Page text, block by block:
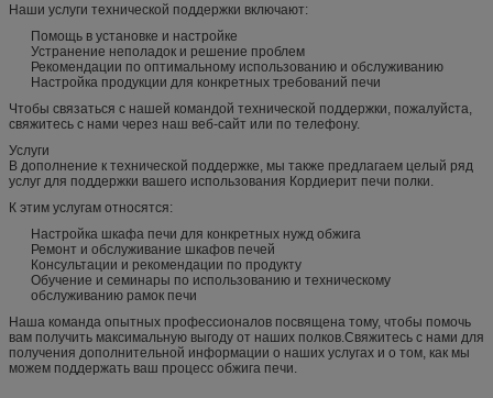
Наши услуги технической поддержки включают:
Помощь в установке и настройке
Устранение неполадок и решение проблем
Рекомендации по оптимальному использованию и обслуживанию
Настройка продукции для конкретных требований печи
Чтобы связаться с нашей командой технической поддержки, пожалуйста,
свяжитесь с нами через наш веб-сайт или по телефону.
Услуги
В дополнение к технической поддержке, мы также предлагаем целый ряд
услуг для поддержки вашего использования Кордиерит печи полки.
К этим услугам относятся:
Настройка шкафа печи для конкретных нужд обжига
Ремонт и обслуживание шкафов печей
Консультации и рекомендации по продукту
Обучение и семинары по использованию и техническому
обслуживанию рамок печи
Наша команда опытных профессионалов посвящена тому, чтобы помочь
вам получить максимальную выгоду от наших полков.Свяжитесь с нами для
получения дополнительной информации о наших услугах и о том, как мы
можем поддержать ваш процесс обжига печи.